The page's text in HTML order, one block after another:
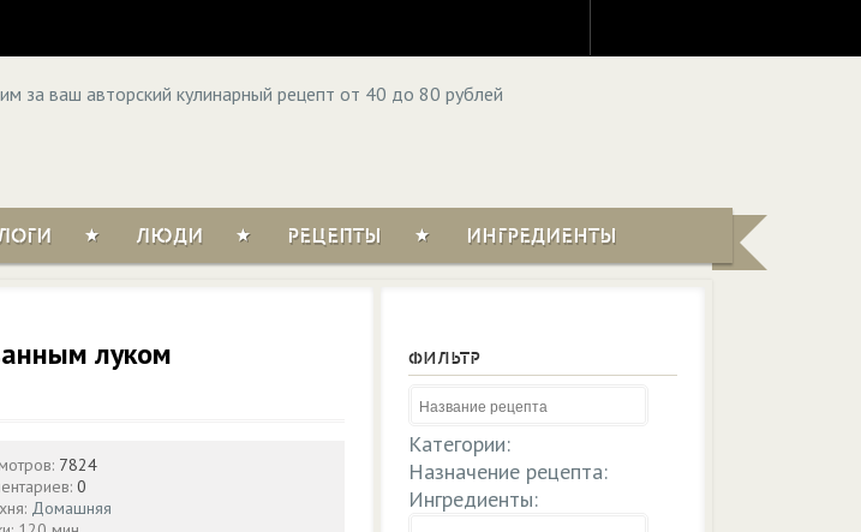
ЛЮДИ РЕЦЕПТЫ ИНГРЕДИЕНТЫ
луком
7824
0
Домашняя
ФИЛЬТР
Категории:
Назначение рецепта:
Ингредиенты: